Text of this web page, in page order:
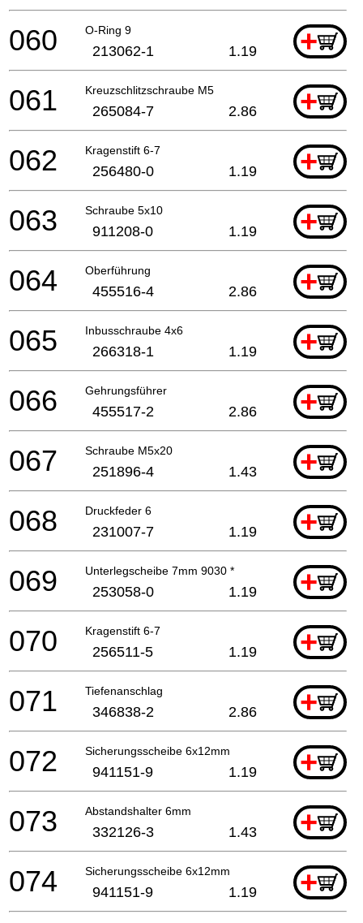
O-Ring 9 +
060 213062-1 1.19
Kreuzschlitzschraube M5 +
061 265084-7 2.86
Kragenstift 6-7 +
062 256480-0 1.19
Schraube 5x10 +
063 911208-0 1.19
Oberführung +
064 455516-4 2.86
Inbusschraube 4x6 +
065 266318-1 1.19
Gehrungsführer +
066 455517-2 2.86
Schraube M5x20 +
067 251896-4 1.43
Druckfeder 6 +
068 231007-7 1.19
Unterlegscheibe 7mm 9030 * +
069 253058-0 1.19
Kragenstift 6-7 +
070 256511-5 1.19
Tiefenanschlag +
071 346838-2 2.86
Sicherungsscheibe 6x12mm +
072 941151-9 1.19
Abstandshalter 6mm +
073 332126-3 1.43
Sicherungsscheibe 6x12mm +
074 941151-9 1.19